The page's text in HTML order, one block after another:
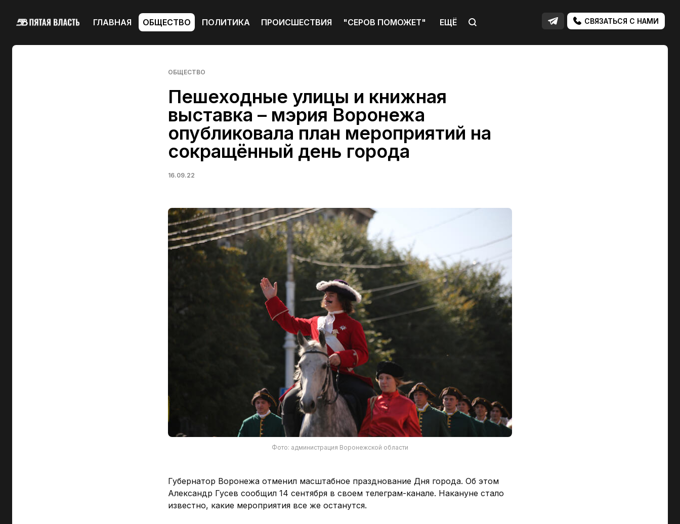
ГЛАВНАЯ ОБЩЕСТВО ПОЛИТИКА ПРОИСШЕСТВИЯ "СЕРОВ ПОМОЖЕТ" ЕЩЁ СВЯЗАТЬСЯ С НАМИ
ОБЩЕСТВО
Пешеходные улицы и книжная
выставка – мэрия Воронежа
опубликовала план мероприятий на
сокращённый день города
16.09.22
Фото: администрация Воронежской области
Губернатор Воронежа отменил масштабное празднование Дня города. Об этом
Александр Гусев сообщил 14 сентября в своем телеграм-канале. Накануне стало
известно, какие мероприятия все же останутся.